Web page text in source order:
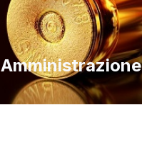
Amministrazione